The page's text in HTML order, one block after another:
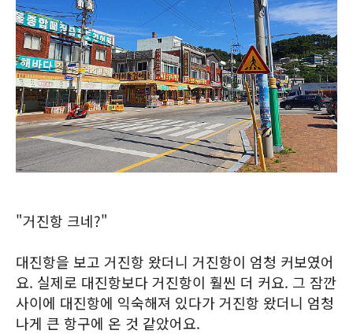
"거진항 크네?"
대진항을 보고 거진항 왔더니 거진항이 엄청 커보였어
요. 실제로 대진항보다 거진항이 훨씬 더 커요. 그 잠깐
사이에 대진항에 익숙해져 있다가 거진항 왔더니 엄청
나게 큰 항구에 온 것 같았어요.